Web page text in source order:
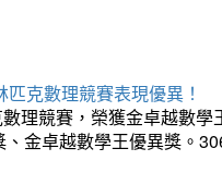
克數理競賽表現優異！
理競賽，榮獲金卓越數
金卓越數學王優異獎。